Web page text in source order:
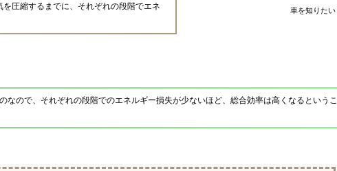
車を知りたい
圧縮するまでに、それぞれの段階でエネ
ので、それぞれの段階でのエネルギー損失が少ないほど、総合効率は高くなるというこ